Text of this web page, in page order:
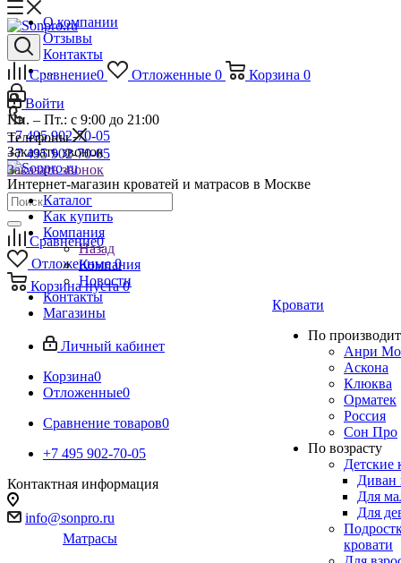
О компании
Отзывы
Контакты
...
Войти
Пн. – Пт.: с 9:00 до 21:00
+7 495 902-70-05
Заказать звонок
Интернет-магазин кроватей и матрасов в Москве
Сравнение0
Отложенные 0
Корзина пуста 0
Матрасы
Кровати
По
Анри
Аскона
Клюква
Орматек
Россия
Сон Про
По возрасту
Детские
Диван
Для
Для
кровати
Сравнение0 Отложенные 0 Корзина 0
Телефоны
+7 495 902-70-05
Заказать звонок
Каталог
Как купить
Компания
Назад
Компания
Новости
Контакты
Магазины
Личный кабинет
Корзина0
Отложенные0
Сравнение товаров0
+7 495 902-70-05
Контактная информация
info@sonpro.ru